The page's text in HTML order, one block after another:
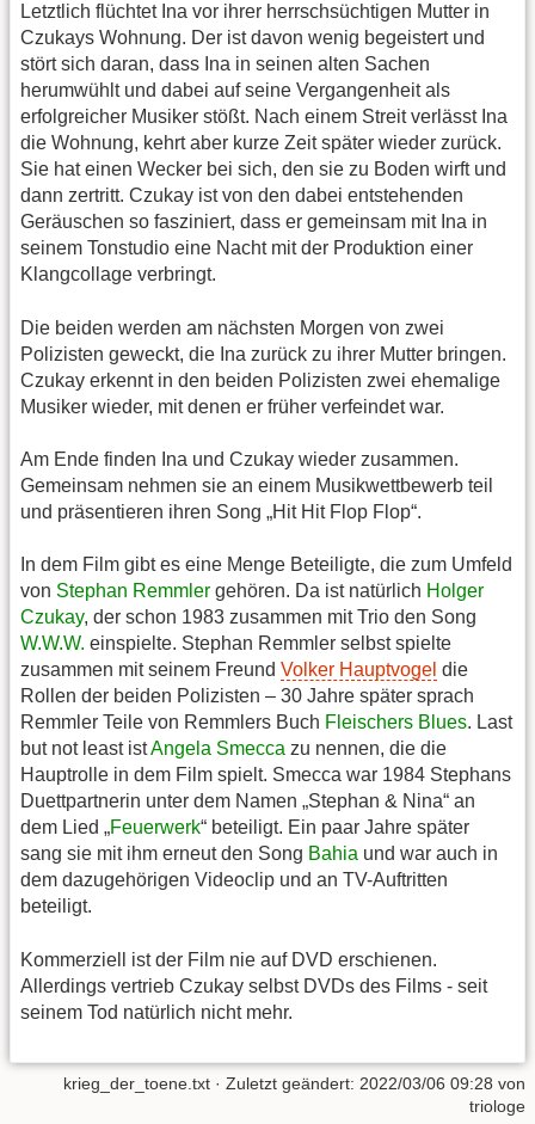
Letztlich flüchtet Ina vor ihrer herrschsüchtigen Mutter in
Czukays Wohnung. Der ist davon wenig begeistert und
stört sich daran, dass Ina in seinen alten Sachen
herumwühlt und dabei auf seine Vergangenheit als
erfolgreicher Musiker stößt. Nach einem Streit verlässt Ina
die Wohnung, kehrt aber kurze Zeit später wieder zurück.
Sie hat einen Wecker bei sich, den sie zu Boden wirft und
dann zertritt. Czukay ist von den dabei entstehenden
Geräuschen so fasziniert, dass er gemeinsam mit Ina in
seinem Tonstudio eine Nacht mit der Produktion einer
Klangcollage verbringt.
Die beiden werden am nächsten Morgen von zwei
Polizisten geweckt, die Ina zurück zu ihrer Mutter bringen.
Czukay erkennt in den beiden Polizisten zwei ehemalige
Musiker wieder, mit denen er früher verfeindet war.
Am Ende finden Ina und Czukay wieder zusammen.
Gemeinsam nehmen sie an einem Musikwettbewerb teil
und präsentieren ihren Song „Hit Hit Flop Flop“.
In dem Film gibt es eine Menge Beteiligte, die zum Umfeld
von Stephan Remmler gehören. Da ist natürlich Holger
Czukay, der schon 1983 zusammen mit Trio den Song
W.W.W. einspielte. Stephan Remmler selbst spielte
zusammen mit seinem Freund Volker Hauptvogel die
Rollen der beiden Polizisten – 30 Jahre später sprach
Remmler Teile von Remmlers Buch Fleischers Blues. Last
but not least istAngela Smecca zu nennen, die die
Hauptrolle in dem Film spielt. Smecca war 1984 Stephans
Duettpartnerin unter dem Namen „Stephan & Nina“ an
dem Lied „Feuerwerk“ beteiligt. Ein paar Jahre später
sang sie mit ihm erneut den Song Bahia und war auch in
dem dazugehörigen Videoclip und an TV-Auftritten
beteiligt.
Kommerziell ist der Film nie auf DVD erschienen.
Allerdings vertrieb Czukay selbst DVDs des Films - seit
seinem Tod natürlich nicht mehr.
krieg_der_toene.txt · Zuletzt geändert: 2022/03/06 09:28 von
triologe